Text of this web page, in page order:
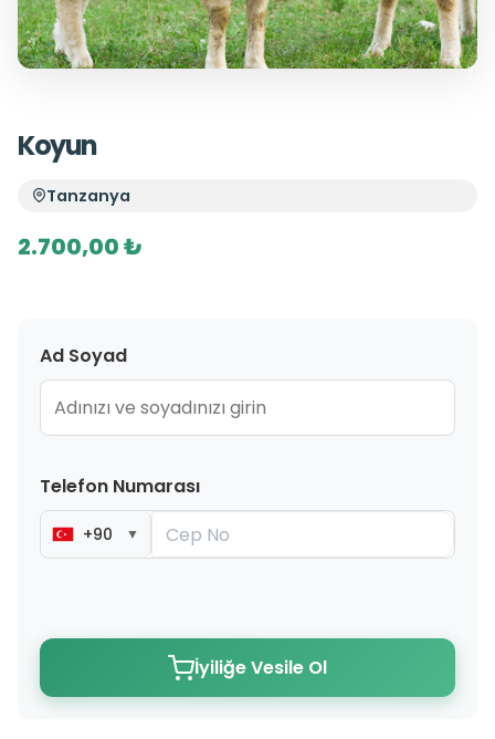
Koyun
Tanzanya
2.700,00 ₺
Ad Soyad
Telefon Numarası
+90 ▼
İyiliğe Vesile Ol